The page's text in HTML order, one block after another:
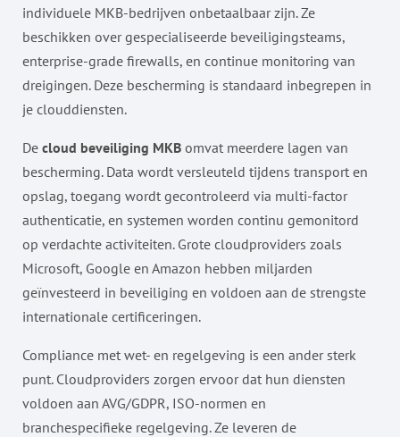
individuele MKB-bedrijven onbetaalbaar zijn. Ze
beschikken over gespecialiseerde beveiligingsteams,
enterprise-grade firewalls, en continue monitoring van
dreigingen. Deze bescherming is standaard inbegrepen in
je clouddiensten.
De cloud beveiliging MKB omvat meerdere lagen van
bescherming. Data wordt versleuteld tijdens transport en
opslag, toegang wordt gecontroleerd via multi-factor
authenticatie, en systemen worden continu gemonitord
op verdachte activiteiten. Grote cloudproviders zoals
Microsoft, Google en Amazon hebben miljarden
geïnvesteerd in beveiliging en voldoen aan de strengste
internationale certificeringen.
Compliance met wet- en regelgeving is een ander sterk
punt. Cloudproviders zorgen ervoor dat hun diensten
voldoen aan AVG/GDPR, ISO-normen en
branchespecifieke regelgeving. Ze leveren de